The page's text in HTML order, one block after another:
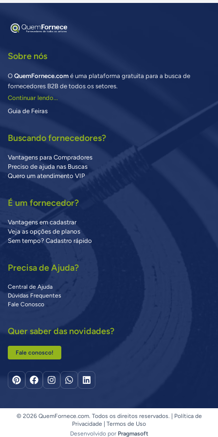
Sobre nós
O QuemFornece.com é uma plataforma gratuita para a busca de
fornecedores B2B de todos os setores.
Continuar lendo...
Guia de Feiras
Buscando fornecedores?
Vantagens para Compradores
Preciso de ajuda nas Buscas
Quero um atendimento VIP
É um fornecedor?
Vantagens em cadastrar
Veja as opções de planos
Sem tempo? Cadastro rápido
Precisa de Ajuda?
Central de Ajuda
Dúvidas Frequentes
Fale Conosco
Quer saber das novidades?
Fale conosco!
© 2026 QuemFornece.com. Todos os direitos reservados. |
Política de
Privacidade
Termos de Uso
Desenvolvido por Pragmasoft